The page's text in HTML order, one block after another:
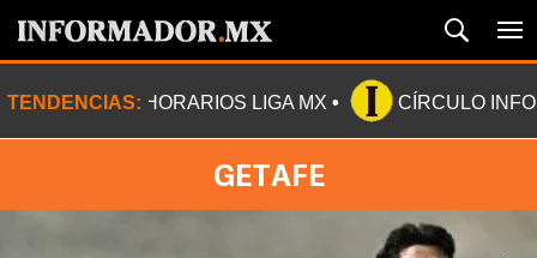
TENDENCIAS: HORARIOS LIGA MX CÍRCULO
GETAFE